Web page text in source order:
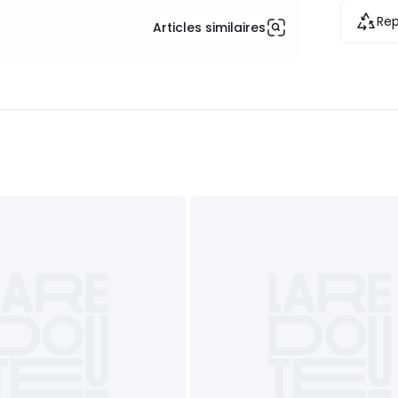
Articles similaires